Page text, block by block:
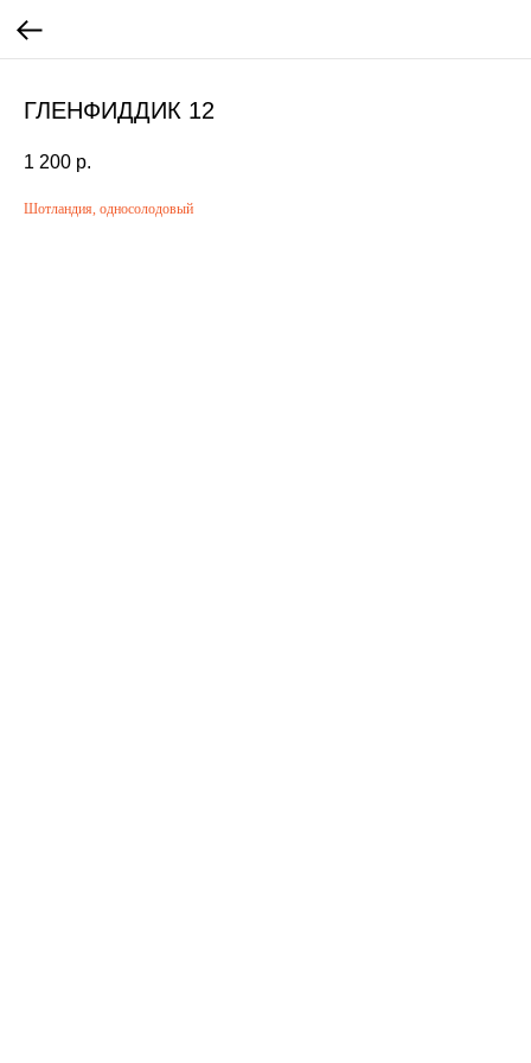
ГЛЕНФИДДИК 12
1 200 р.
Шотландия, односолодовый